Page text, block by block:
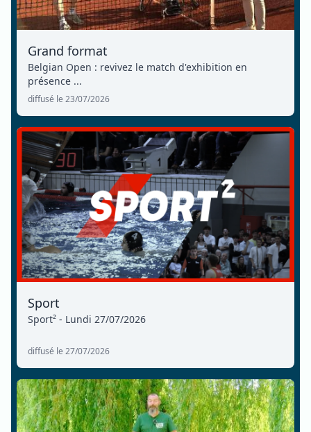
Grand format
Belgian Open : revivez le match d'exhibition en
présence ...
diffusé le 23/07/2026
Sport
Sport² - Lundi 27/07/2026
diffusé le 27/07/2026